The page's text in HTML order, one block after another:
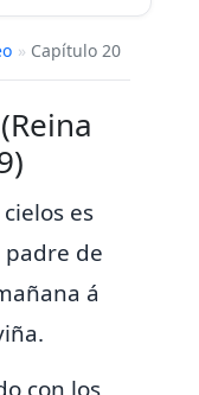
» Capítulo 20
es
de
á